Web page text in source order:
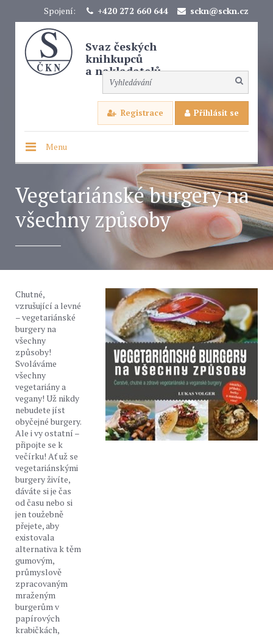
Spojení: +420 272 660 644 sckn@sckn.cz
Svaz českých
knihkupců
a nakladatelů
Registrace Přihlásit se
Menu
Vegetariánské burgery na
všechny způsoby
Chutné,
vzrušující a levné
– vegetariánské
burgery na
všechny
způsoby!
Svoláváme
všechny
vegetariány a
vegany! Už nikdy
nebudete jíst
obyčejné burgery.
Ale i vy ostatní –
připojte se k
večírku! Ať už se
vegetariánskými
burgery živíte,
dáváte si je čas
od času nebo si
jen toužebně
přejete, aby
existovala
alternativa k těm
gumovým,
průmyslově
zpracovaným
mraženým
burgerům v
papírových
krabičkách,